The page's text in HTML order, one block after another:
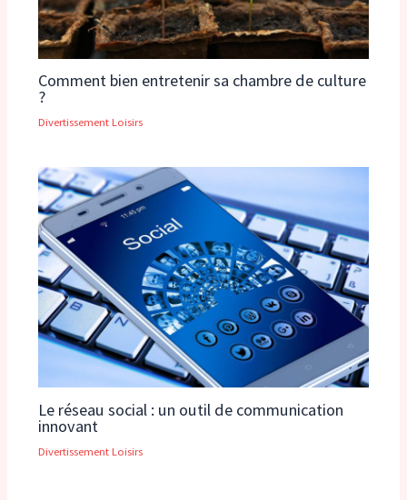
Comment bien entretenir sa chambre de culture
?
Divertissement Loisirs
Le réseau social : un outil de communication
innovant
Divertissement Loisirs